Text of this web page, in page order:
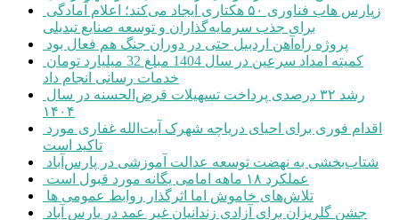
برای جذب سرمایه‌گذاران و توسعه صنایع تبدیلی
پروژه راه‌آهن اردبیل حتی در دوران جنگ هم فعال بود
خدمات رسانی انجام داد
۱۴۰۴
تاکید است
شتاب‌بخشی به نهضت توسعه عدالت آموزشی در پارس‌آباد
عملکرد ۱۸ ماهه امامی یگانه مورد قبول است
تلاش‌های خاموش اما اثرگذار روابط عمومی ها